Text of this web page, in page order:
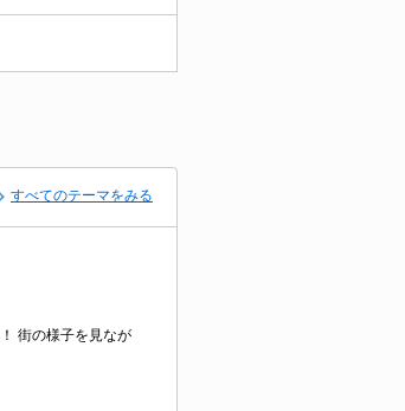
すべてのテーマをみる
街の様子を見なが